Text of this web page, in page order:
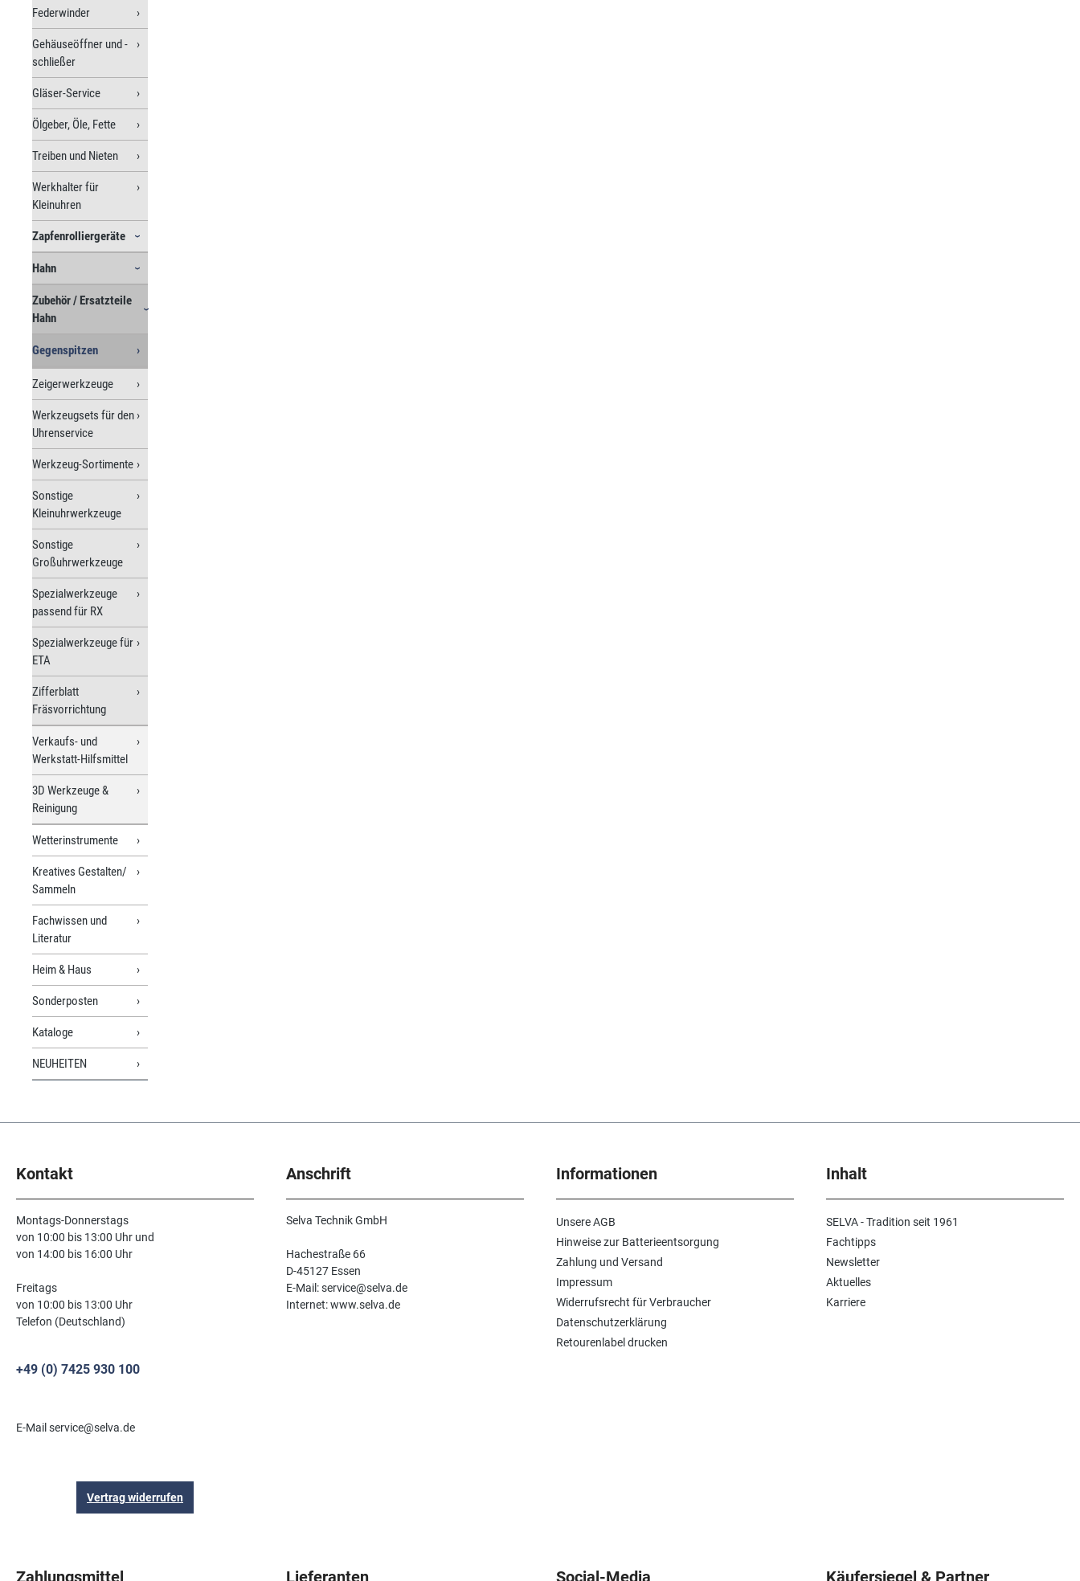
Federwinder
Gehäuseöffner und -
schließer
Gläser-Service
Ölgeber, Öle, Fette
Treiben und Nieten
Werkhalter für
Kleinuhren
Zapfenrolliergeräte
Hahn
Zubehör / Ersatzteile
Hahn
Gegenspitzen
Zeigerwerkzeuge
Werkzeugsets für den
Uhrenservice
Werkzeug-Sortimente
Sonstige
Kleinuhrwerkzeuge
Sonstige
Großuhrwerkzeuge
Spezialwerkzeuge
passend für RX
Spezialwerkzeuge für
ETA
Zifferblatt
Fräsvorrichtung
Verkaufs- und
Werkstatt-Hilfsmittel
3D Werkzeuge &
Reinigung
Wetterinstrumente
Kreatives Gestalten/
Sammeln
Fachwissen und
Literatur
Heim & Haus
Sonderposten
Kataloge
NEUHEITEN
Kontakt
Montags-Donnerstags
von 10:00 bis 13:00 Uhr und
von 14:00 bis 16:00 Uhr
Freitags
von 10:00 bis 13:00 Uhr
Telefon (Deutschland)
+49 (0) 7425 930 100
E-Mail service@selva.de
Vertrag widerrufen
Anschrift
Selva Technik GmbH
Hachestraße 66
D-45127 Essen
E-Mail: service@selva.de
Internet: www.selva.de
Informationen
Unsere AGB
Hinweise zur Batterieentsorgung
Zahlung und Versand
Impressum
Widerrufsrecht für Verbraucher
Datenschutzerklärung
Retourenlabel drucken
Inhalt
SELVA - Tradition seit 1961
Fachtipps
Newsletter
Aktuelles
Karriere
Zahlungsmittel Lieferanten Social-Media Käufersiegel & Partner